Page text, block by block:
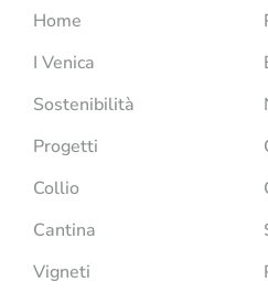
Home
I Venica
Sostenibilità
Progetti
Collio
Cantina
Vigneti